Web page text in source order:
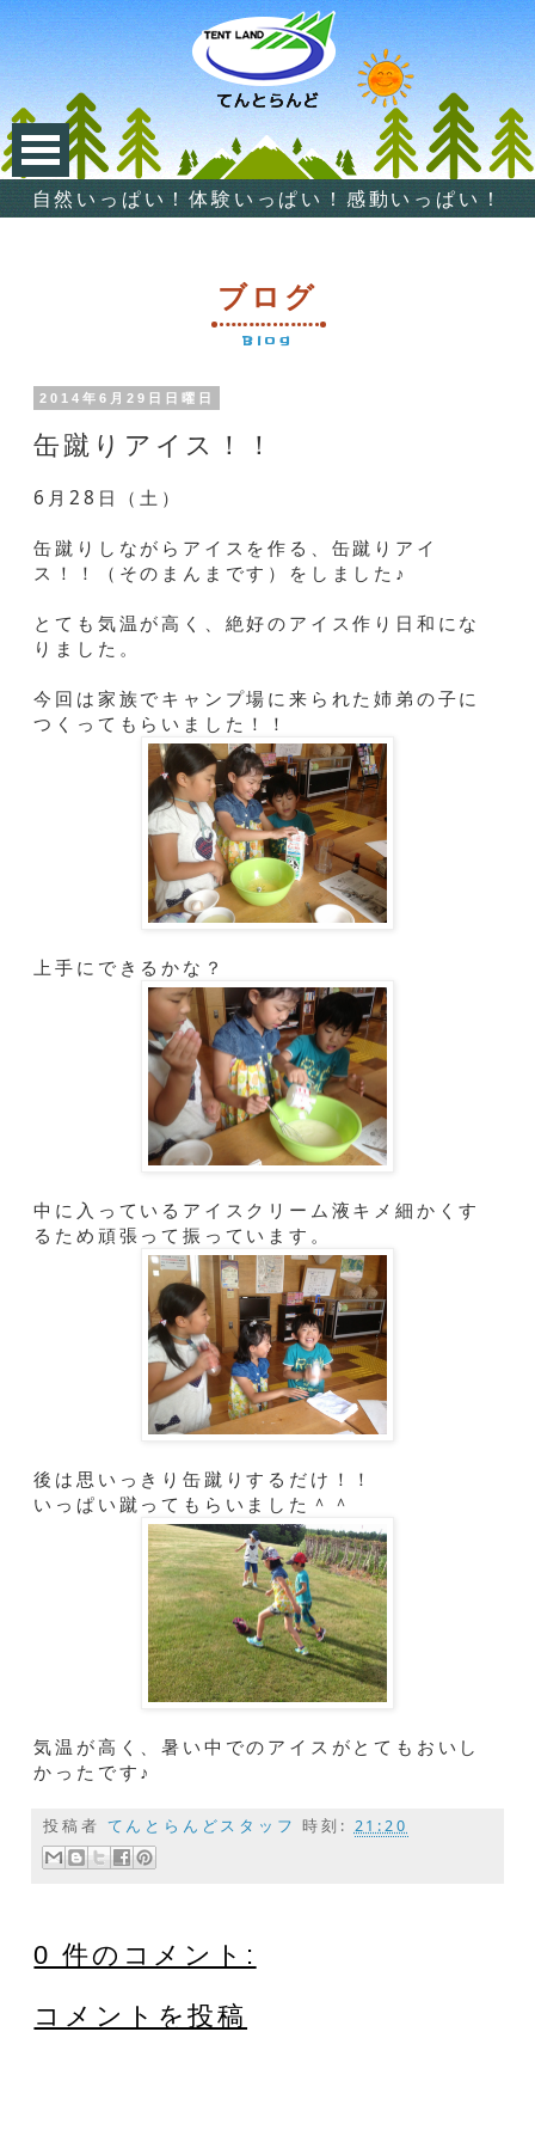
自然いっぱい！体験いっぱい！感動いっぱい！
ブログ
Blog
2014年6月29日日曜日
缶蹴りアイス！！
6月28日（土）
缶蹴りしながらアイスを作る、缶蹴りアイ
ス！！（そのまんまです）をしました♪
とても気温が高く、絶好のアイス作り日和にな
りました。
今回は家族でキャンプ場に来られた姉弟の子に
つくってもらいました！！
上手にできるかな？
中に入っているアイスクリーム液キメ細かくす
るため頑張って振っています。
後は思いっきり缶蹴りするだけ！！
いっぱい蹴ってもらいました＾＾
気温が高く、暑い中でのアイスがとてもおいし
かったです♪
投稿者 てんとらんどスタッフ 時刻: 21:20
0 件のコメント:
コメントを投稿